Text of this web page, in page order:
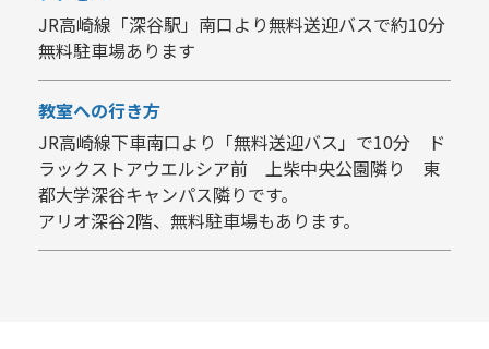
JR高崎線「深谷駅」南口より無料送迎バスで約10分
無料駐車場あります
教室への行き方
JR高崎線下車南口より「無料送迎バス」で10分 ド
ラックストアウエルシア前 上柴中央公園隣り 東
都大学深谷キャンパス隣りです。
アリオ深谷2階、無料駐車場もあります。